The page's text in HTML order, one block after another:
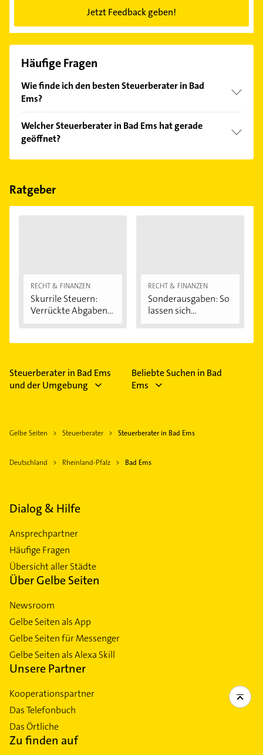
Jetzt Feedback geben!
Häufige Fragen
Wie finde ich den besten Steuerberater in Bad
Ems?
Kundenmeinungen und profitieren Sie von den
Empfehlungen. Die Suchergebnisse können Sie sich
einfach nachBewertungensortiert anzeigen lassen.
Welcher Steuerberater in Bad Ems hat gerade
geöffnet?
Im Anbieter-Bereich finden Sie alleÖffnungszeiten.
Feiertagen abweichen können.
Ratgeber
RECHT & FINANZEN
Skurrile Steuern:
Verrückte Abgaben...
RECHT & FINANZEN
Sonderausgaben: So
lassen sich...
Steuerberater in Bad Ems
und der Umgebung
Beliebte Suchen in Bad
Ems
Gelbe Seiten Steuerberater Steuerberater in Bad Ems
Deutschland Rheinland-Pfalz Bad Ems
Dialog & Hilfe
Ansprechpartner
Häufige Fragen
Übersicht aller Städte
Über Gelbe Seiten
Newsroom
Gelbe Seiten als App
Gelbe Seiten für Messenger
Gelbe Seiten als Alexa Skill
Unsere Partner
Kooperationspartner
Das Telefonbuch
Das Örtliche
Zu finden auf